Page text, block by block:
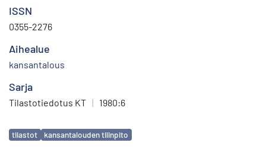
ISSN
0355-2276
Aihealue
kansantalous
Sarja
Tilastotiedotus KT | 1980:6
Avainsanat
tilastot kansantalouden tilinpito